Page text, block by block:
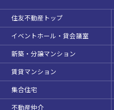
住友不動産トップ
イベントホール・貸会議室
新築・分譲マンション
賃貸マンション
集合住宅
不動産仲介